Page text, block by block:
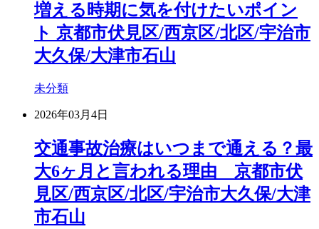
増える時期に気を付けたいポイン
ト 京都市伏見区/西京区/北区/宇治市
大久保/大津市石山
未分類
2026年03月4日
交通事故治療はいつまで通える？最
大6ヶ月と言われる理由 京都市伏
見区/西京区/北区/宇治市大久保/大津
市石山